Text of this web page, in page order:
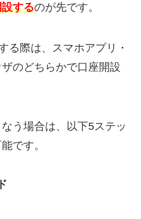
するのが先です。
る際は、スマホアプリ・
のどちらかで口座開設
う場合は、以下5ステッ
です。